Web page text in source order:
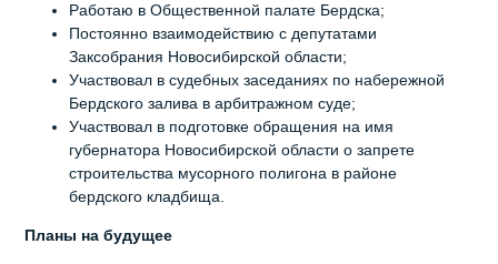
Работаю в Общественной палате Бердска;
Постоянно взаимодействию с депутатами
Заксобрания Новосибирской области;
Участвовал в судебных заседаниях по набережной
Бердского залива в арбитражном суде;
Участвовал в подготовке обращения на имя
губернатора Новосибирской области о запрете
строительства мусорного полигона в районе
бердского кладбища.
Планы на будущее